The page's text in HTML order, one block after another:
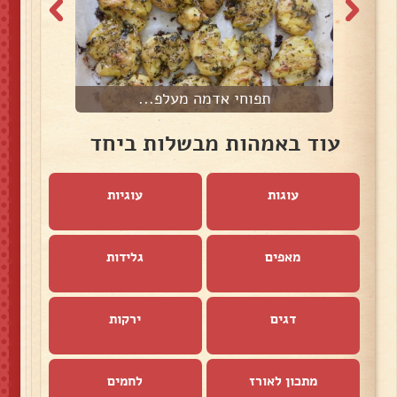
תפוחי אדמה מעלפ...
עוד באמהות מבשלות ביחד
עוגות עוגיות
מאפים גלידות
דגים ירקות
מתכון לאורז לחמים